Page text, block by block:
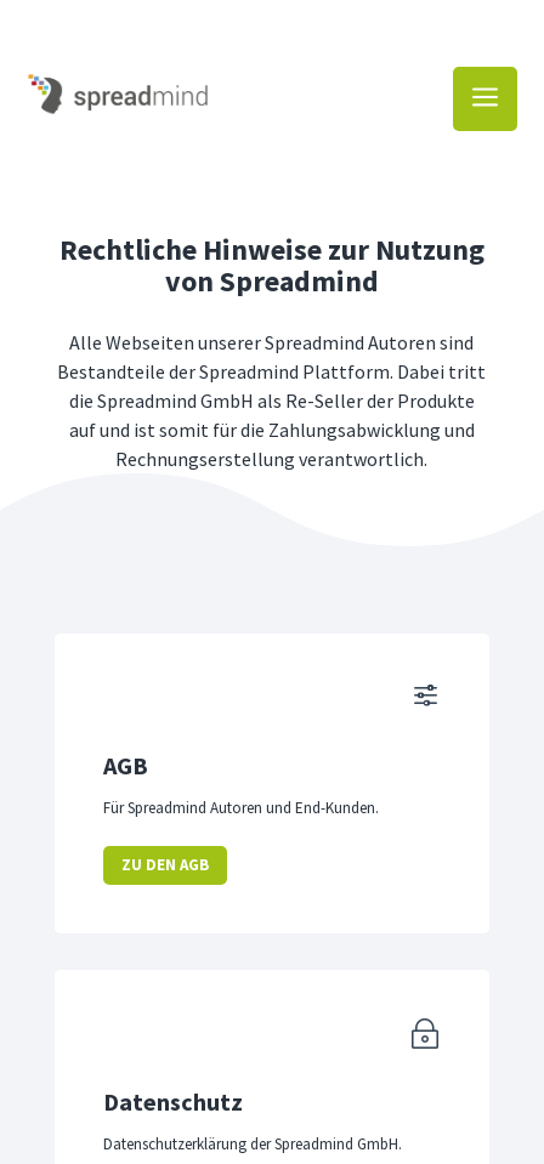
a
Rechtliche Hinweise zur Nutzung
von Spreadmind
Alle Webseiten unserer Spreadmind Autoren sind
Bestandteile der Spreadmind Plattform. Dabei tritt
die Spreadmind GmbH als Re-Seller der Produkte
auf und ist somit für die Zahlungsabwicklung und
Rechnungserstellung verantwortlich.
f
AGB
Für Spreadmind Autoren und End-Kunden.
ZU DEN AGB
~
Datenschutz
Datenschutzerklärung der Spreadmind GmbH.